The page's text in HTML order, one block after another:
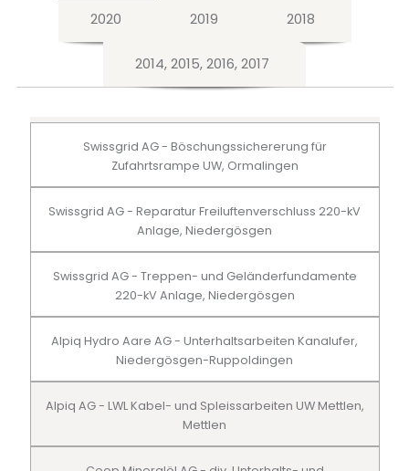
2020 2019 2018
2014, 2015, 2016, 2017
Swissgrid AG - Böschungssichererung für
Zufahrtsrampe UW, Ormalingen
Swissgrid AG - Reparatur Freiluftenverschluss 220-kV
Anlage, Niedergösgen
Swissgrid AG - Treppen- und Geländerfundamente
220-kV Anlage, Niedergösgen
Alpiq Hydro Aare AG - Unterhaltsarbeiten Kanalufer,
Niedergösgen-Ruppoldingen
Alpiq AG - LWL Kabel- und Spleissarbeiten UW Mettlen,
Mettlen